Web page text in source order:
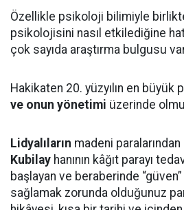
Özellikle psikoloji bilimiyle birlikte
psikolojisini nasıl etkilediğine
çok sayıda araştırma bulgusu
Hakikaten 20. yüzyılın en büyük
ve onun yönetimi üzerinde
Lidyalıların madeni paralarından
Kubilay hanının kâğıt parayı
başlayan ve beraberinde
sağlamak zorunda olduğunuz